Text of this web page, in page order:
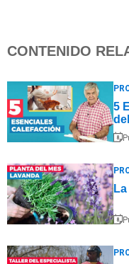
CONTENIDO
5